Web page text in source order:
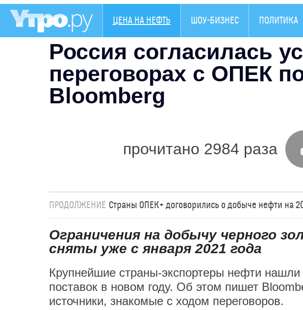
ЦЕНА НА НЕФТЬ ШОУ-БИЗНЕС ПОЛИТИКА
Россия согласилась
переговорах с ОПЕК
Bloomberg
прочитано 2984 раза
ПРОДОЛЖЕНИЕ Страны ОПЕК+ договорились о добыче нефти на
Ограничения на добычу черного
сняты уже с января 2021 года
Крупнейшие страны-экспортеры нефти
поставок в новом году. Об этом пишет
источники, знакомые с ходом переговоров.